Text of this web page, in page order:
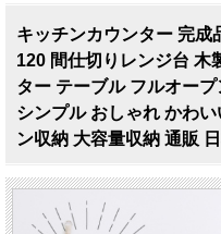
キッチンカウンター 完成
120 間仕切りレンジ台 木
ター テーブル フルオー
シンプル おしゃれ かわ
ン収納 大容量収納 通販